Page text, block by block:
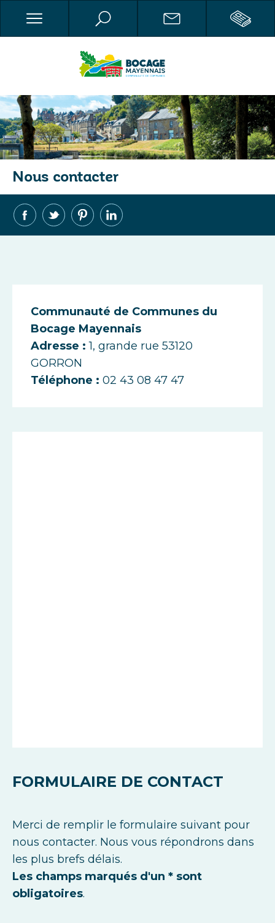
Nous contacter
Communauté de Communes du
Bocage Mayennais
Adresse : 1, grande rue 53120
GORRON
Téléphone : 02 43 08 47 47
FORMULAIRE DE CONTACT
Merci de remplir le formulaire suivant pour
nous contacter. Nous vous répondrons dans
les plus brefs délais.
Les champs marqués d'un * sont
obligatoires.